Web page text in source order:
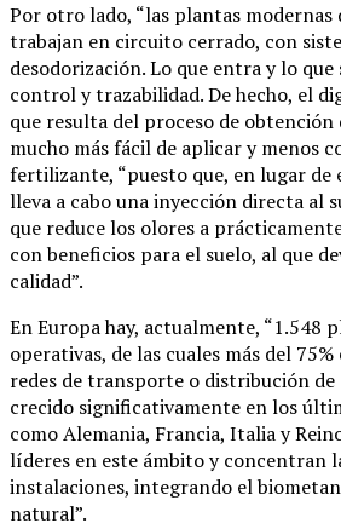
Por otro lado, “las plantas modernas
trabajan en circuito cerrado, con
desodorización. Lo que entra y lo que
control y trazabilidad. De hecho, el
que resulta del proceso de obtención
mucho más fácil de aplicar y menos
fertilizante, “puesto que, en lugar de
lleva a cabo una inyección directa al
que reduce los olores a
con beneficios para el suelo, al que
calidad”.
En Europa hay, actualmente, “1.548
operativas, de las cuales más del
redes de transporte o distribución de
crecido significativamente en los
como Alemania, Francia, Italia y
líderes en este ámbito y concentran
instalaciones, integrando el
natural”.